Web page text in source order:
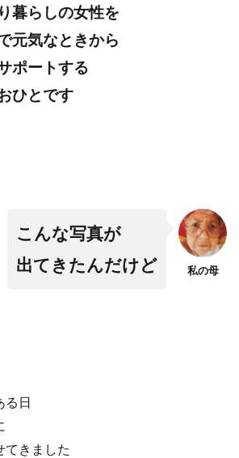
暮らしの女性を
元気なときから
ポートする
ひとです
私の母
こんな写真が
出てきたんだけど
る日
てきました